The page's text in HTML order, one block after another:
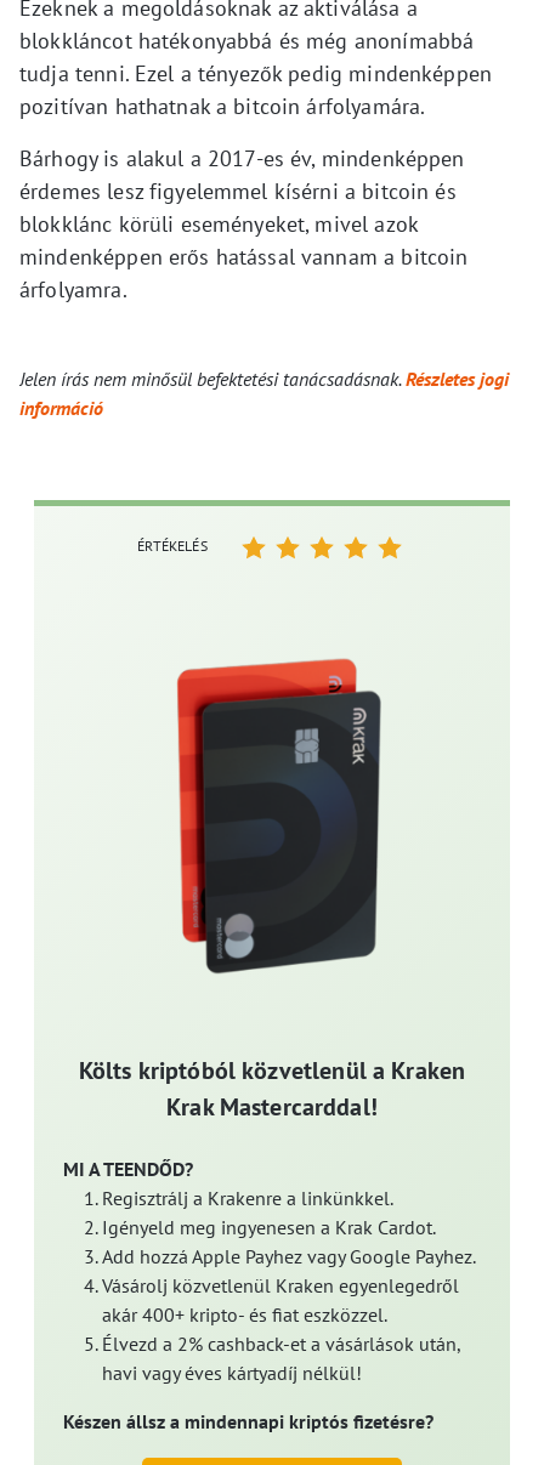
Ezeknek a megoldásoknak az aktiválása a
blokkláncot hatékonyabbá és még anonímabbá
tudja tenni. Ezel a tényezők pedig mindenképpen
pozitívan hathatnak a bitcoin árfolyamára.
Bárhogy is alakul a 2017-es év, mindenképpen
érdemes lesz figyelemmel kísérni a bitcoin és
blokklánc körüli eseményeket, mivel azok
mindenképpen erős hatással vannam a bitcoin
árfolyamra.
Jelen írás nem minősül befektetési tanácsadásnak.Részletes jogi
információ
Költs kriptóból közvetlenül a Kraken
Krak Mastercarddal!
MI A TEENDŐD?
Regisztrálj a Krakenre a linkünkkel.
Igényeld meg ingyenesen a Krak Cardot.
Add hozzá Apple Payhez vagy Google Payhez.
Vásárolj közvetlenül Kraken egyenlegedről
akár 400+ kripto- és fiat eszközzel.
Élvezd a 2% cashback-et a vásárlások után,
havi vagy éves kártyadíj nélkül!
Készen állsz a mindennapi kriptós fizetésre?
ÉRTÉKELÉS